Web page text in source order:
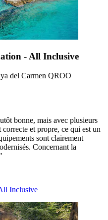
- All Inclusive
del Carmen QROO
bonne, mais avec plusieurs
et propre, ce qui est un
sont clairement
Concernant la
Inclusive